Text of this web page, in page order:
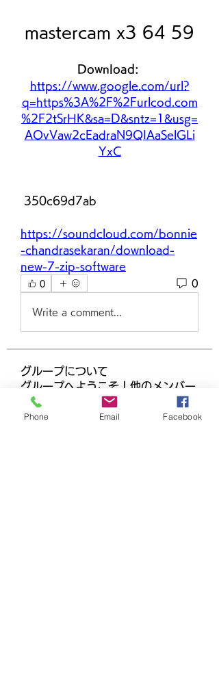
mastercam x3 64 59
https://www.google.com/url?
q=https%3A%2F%2Furlcod.com
%2F2tSrHK&sa=D&sntz=1&usg=
AOvVaw2cEadraN9QIAaSelGLi
YxC
350c69d7ab
https://soundcloud.com/bonnie
-chandrasekaran/download-
new-7-zip-software
0 0
Write a comment...
グループについて
グループへようこそ！他のメンバー
と交流したり、最新情報をチェック
したり、動画をシェアすることもで
Phone Email Facebook